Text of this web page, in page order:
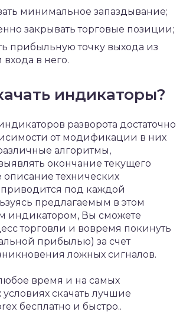
минимальное запаздывание;
закрывать торговые позиции;
прибыльную точку выхода из
в него.
индикаторы?
разворота достаточно
от модификации в них
алгоритмы,
окончание текущего
описание технических
приводится под каждой
предлагаемым в этом
индикатором, Вы сможете
торговли и вовремя покинуть
прибылью) за счет
ложных сигналов.
время и на самых
скачать лучшие
бесплатно и быстро..